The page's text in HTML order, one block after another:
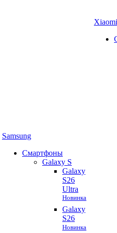
Samsung
Смартфоны
Galaxy S
Galaxy
S26
Ultra
Новинка
Galaxy
S26
Новинка
Xiaomi